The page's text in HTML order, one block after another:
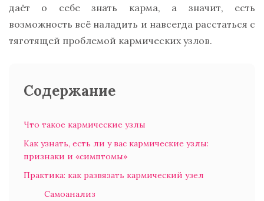
даёт о себе знать карма, а значит, есть
возможность всё наладить и навсегда расстаться с
тяготящей проблемой кармических узлов.
Содержание
Что такое кармические узлы
Как узнать, есть ли у вас кармические узлы:
признаки и «симптомы»
Практика: как развязать кармический узел
Самоанализ